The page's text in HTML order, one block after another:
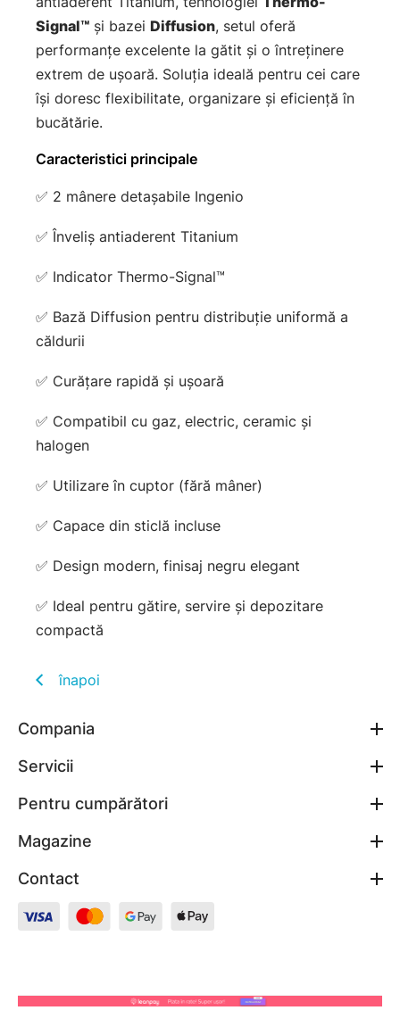
Signal™ și bazei Diffusion, setul oferă
performanțe excelente la gătit și o întreținere
extrem de ușoară. Soluția ideală pentru cei care
își doresc flexibilitate, organizare și eficiență în
bucătărie.
Caracteristici principale
✅ 2 mânere detașabile Ingenio
✅ Înveliș antiaderent Titanium
✅ Indicator Thermo-Signal™
✅ Bază Diffusion pentru distribuție uniformă a
căldurii
✅ Curățare rapidă și ușoară
✅ Compatibil cu gaz, electric, ceramic și
halogen
✅ Utilizare în cuptor (fără mâner)
✅ Capace din sticlă incluse
✅ Design modern, finisaj negru elegant
✅ Ideal pentru gătire, servire și depozitare
compactă
înapoi
Compania
Servicii
Pentru cumpărători
Magazine
Contact